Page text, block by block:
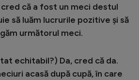
că a fost un meci destul
să luăm lucrurile pozitive și să
următorul meci.
echitabil?) Da, cred că da.
acasă după cupă, în care